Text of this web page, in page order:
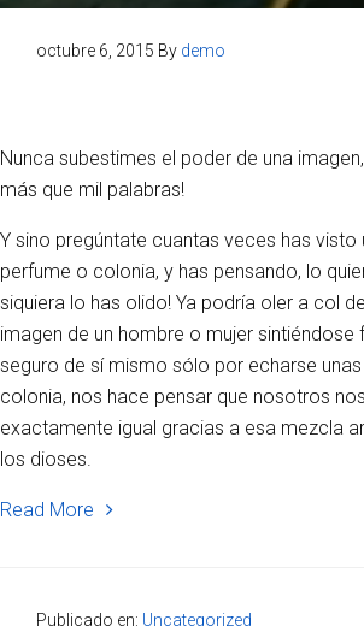
octubre 6, 2015 By demo
Nunca subestimes el poder de una
más que mil palabras!
Y sino pregúntate cuantas veces has visto
perfume o colonia, y has pensando, lo
siquiera lo has olido! Ya podría oler a col
imagen de un hombre o mujer
seguro de sí mismo sólo por echarse
colonia, nos hace pensar que nosotros
exactamente igual gracias a esa mezcla
los dioses.
Read More
Publicado en: Uncategorized